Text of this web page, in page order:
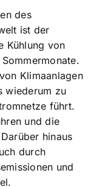
des
ist der
Kühlung von
Klimaanlagen
wiederum zu
führt.
und die
hinaus
durch
und